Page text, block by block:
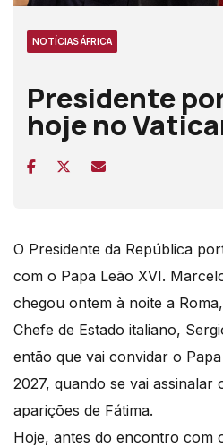
NOTÍCIAS ÁFRICA
Presidente
hoje no
O Presidente da República
com o Papa Leão XVI.
chegou ontem à noite a
Chefe de Estado italiano,
então que vai convidar o
2027, quando se vai assinalar
aparições de Fátima.
Hoje, antes do encontro com